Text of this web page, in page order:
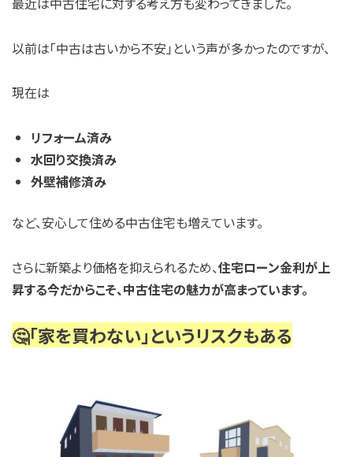
以前は「中古は古いから不安」という声が多かったのですが、
現在は
リフォーム済み
水回り交換済み
外壁補修済み
など、安心して住める中古住宅も増えています。
さらに新築より価格を抑えられるため、住宅ローン金利が上
昇する今だからこそ、中古住宅の魅力が高まっています。
🤔「家を買わない」というリスクもある